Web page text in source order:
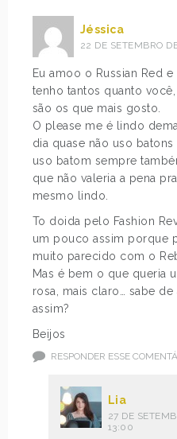
Jéssica
22 DE SETEMBRO
Eu amoo o Russian Red
tenho tantos quanto
são os que mais gosto.
O please me é lindo
dia quase não uso
uso batom sempre
que não valeria a pena
mesmo lindo.
To doida pelo Fashion
um pouco assim porque
muito parecido com o
Mas é bem o que queria
rosa, mais claro… sabe
assim?
Beijos
RESPONDER ESSE
Lia
27 DE
13:00